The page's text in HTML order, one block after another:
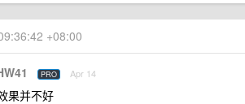
+08:00
PRO Apr 14
果并不好